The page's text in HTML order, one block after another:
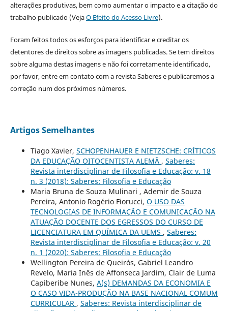
alterações produtivas, bem como aumentar o impacto e a citação do
trabalho publicado (VejaO Efeito do Acesso Livre).
Foram feitos todos os esforços para identificar e creditar os
detentores de direitos sobre as imagens publicadas. Se tem direitos
sobre alguma destas imagens e não foi corretamente identificado,
por favor, entre em contato com a revista Saberes e publicaremos a
correção num dos próximos números.
Artigos Semelhantes
Tiago Xavier, SCHOPENHAUER E NIETZSCHE: CRÍTICOS
DA EDUCAÇÃO OITOCENTISTA ALEMÃ , Saberes:
Revista interdisciplinar de Filosofia e Educação: v. 18
n. 3 (2018): Saberes: Filosofia e Educação
Maria Bruna de Souza Mulinari , Ademir de Souza
Pereira, Antonio Rogério Fiorucci, O USO DAS
TECNOLOGIAS DE INFORMAÇÃO E COMUNICAÇÃO NA
ATUAÇÃO DOCENTE DOS EGRESSOS DO CURSO DE
LICENCIATURA EM QUÍMICA DA UEMS , Saberes:
Revista interdisciplinar de Filosofia e Educação: v. 20
n. 1 (2020): Saberes: Filosofia e Educação
Wellington Pereira de Queirós, Gabriel Leandro
Revelo, Maria Inês de Affonseca Jardim, Clair de Luma
Capiberibe Nunes, A(s) DEMANDAS DA ECONOMIA E
O CASO VIDA-PRODUÇÃO NA BASE NACIONAL COMUM
CURRICULAR , Saberes: Revista interdisciplinar de